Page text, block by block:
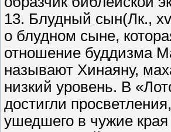
13. Блудный сын(Лк.,
о блудном сыне,
отношение буддизма
называют Хинаяну,
низкий уровень. В
достигли
ушедшего в чужие